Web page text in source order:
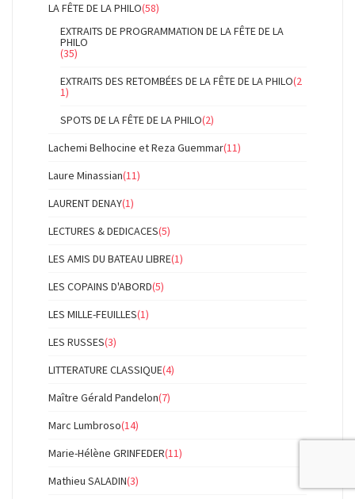
LA FÊTE DE LA PHILO(58)
EXTRAITS DE PROGRAMMATION DE LA FÊTE DE LA
PHILO
(35)
EXTRAITS DES RETOMBÉES DE LA FÊTE DE LA PHILO(2
1)
SPOTS DE LA FÊTE DE LA PHILO(2)
Lachemi Belhocine et Reza Guemmar(11)
Laure Minassian(11)
LAURENT DENAY(1)
LECTURES & DEDICACES(5)
LES AMIS DU BATEAU LIBRE(1)
LES COPAINS D'ABORD(5)
LES MILLE-FEUILLES(1)
LES RUSSES(3)
LITTERATURE CLASSIQUE(4)
Maître Gérald Pandelon(7)
Marc Lumbroso(14)
Marie-Hélène GRINFEDER(11)
Mathieu SALADIN(3)